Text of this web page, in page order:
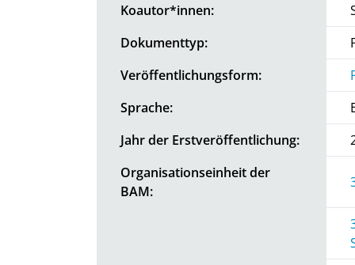
Koautor*innen:
Dokumenttyp:
Veröffentlichungsform:
Sprache:
Jahr der Erstveröffentlichung:
Organisationseinheit der
BAM: